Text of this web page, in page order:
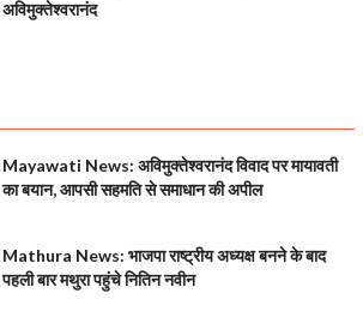
अविमुक्तेश्वरानंद
Mayawati News: अविमुक्तेश्वरानंद विवाद पर मायावती
का बयान, आपसी सहमति से समाधान की अपील
Mathura News: भाजपा राष्ट्रीय अध्यक्ष बनने के बाद
पहली बार मथुरा पहुंचे नितिन नवीन